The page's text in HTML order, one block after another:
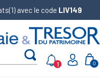
avec le code LIV149
0
1